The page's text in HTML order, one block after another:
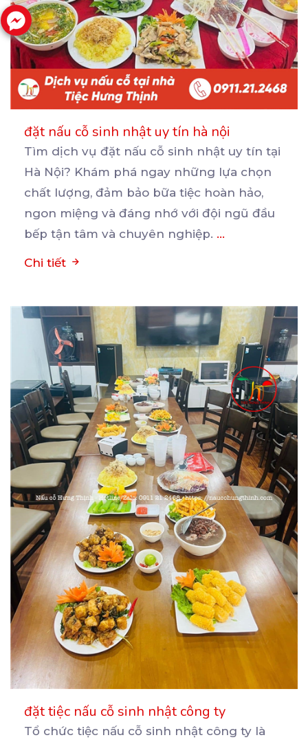
đặt nấu cỗ sinh nhật uy tín hà nội
Tìm dịch vụ đặt nấu cỗ sinh nhật uy tín tại
Hà Nội? Khám phá ngay những lựa chọn
chất lượng, đảm bảo bữa tiệc hoàn hảo,
ngon miệng và đáng nhớ với đội ngũ đầu
bếp tận tâm và chuyên nghiệp. ...
Chi tiết
đặt tiệc nấu cỗ sinh nhật công ty
Tổ chức tiệc nấu cỗ sinh nhật công ty là